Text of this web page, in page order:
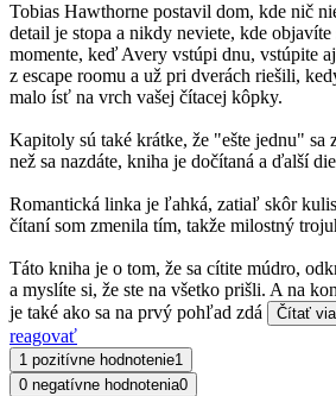
Tobias Hawthorne postavil dom, kde nič
detail je stopa a nikdy neviete, kde
momente, keď Avery vstúpi dnu, vstúpite
z escape roomu a už pri dverách riešili,
malo ísť na vrch vašej čítacej kôpky.
Kapitoly sú také krátke, že "ešte jednu" sa
než sa nazdáte, kniha je dočítaná a ďalší
Romantická linka je ľahká, zatiaľ skôr
čítaní som zmenila tím, takže milostný
Táto kniha je o tom, že sa cítite múdro,
a myslíte si, že ste na všetko prišli. A na
je také ako sa na prvý pohľad zdá
Čítať
reagovať
1 pozitívne hodnotenie1
0 negatívne hodnotenia0